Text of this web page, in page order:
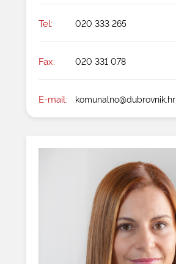
Tel: 020 333 265
Fax: 020 331 078
E-mail: komunalno@dubrovnik.hr